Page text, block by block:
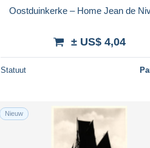
Oostduinkerke – Home Jean de
± US$ 4,04
Statuut
Nieuw